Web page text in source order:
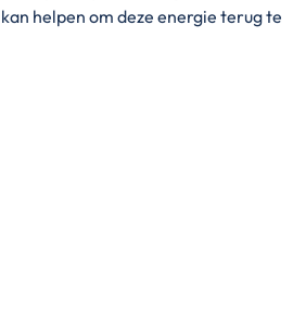
helpen om deze energie terug te